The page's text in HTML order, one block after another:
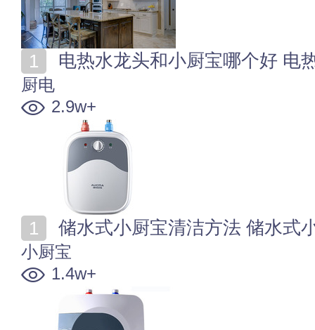
电热水龙头和小厨宝哪个好 电
厨电
2.9w+
储水式小厨宝清洁方法 储水式
小厨宝
1.4w+